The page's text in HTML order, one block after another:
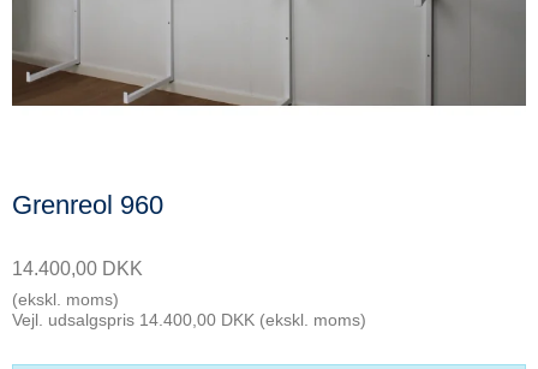
Grenreol 960
14.400,00 DKK
(ekskl. moms)
Vejl. udsalgspris 14.400,00 DKK (ekskl. moms)